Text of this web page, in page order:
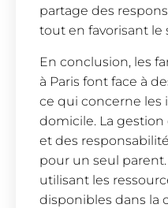
partage des
tout en favorisant
En conclusion, les
à Paris font face à
ce qui concerne les
domicile. La gestion
et des
pour un seul
utilisant les
disponibles dans la